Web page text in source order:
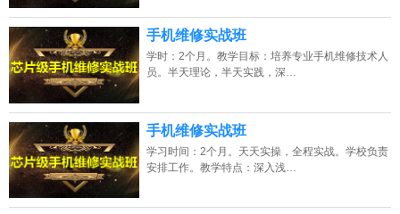
手机维修实战班
学时：2个月。教学目标：培养专业手机维修技术人
员。半天理论，半天实践，深…
手机维修实战班
学习时间：2个月。天天实操，全程实战。学校负责
安排工作。教学特点：深入浅…